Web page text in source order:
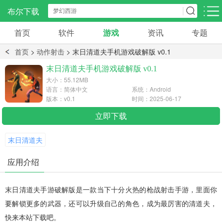
布尔下载
安卓应用 手机资讯
297款应用
影音播放
1665款应用
系统工具
538款应用
效率办公
学习教育
首页 软件 游戏 资讯 专题
首页 > 动作射击 > 末日清道夫手机游戏破解版 v0.1
末日清道夫手机游戏破解版 v0.1
大小：55.12MB
语言：简体中文
系统：Android
版本：v0.1
时间：2025-06-17
立即下载
末日清道夫
应用介绍
末日清道夫手游破解版是一款当下十分火热的枪战射击手游，里面你
要解锁更多的武器，还可以升级自己的角色，成为最厉害的清道夫，
快来本站下载吧。